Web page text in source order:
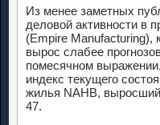
Из менее заметных
деловой активности в
(Empire
вырос слабее
помесячном
индекс текущего
жилья NAHB,
47.